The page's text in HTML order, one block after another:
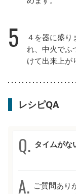
5
４を器に盛り
れ、中火でふ
けて出来上が
レシピQA
タイムがな
ご質問あり